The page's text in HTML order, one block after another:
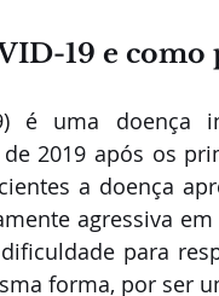
19 e
é uma
2019 após os
a doença
agressiva
para
forma, por ser